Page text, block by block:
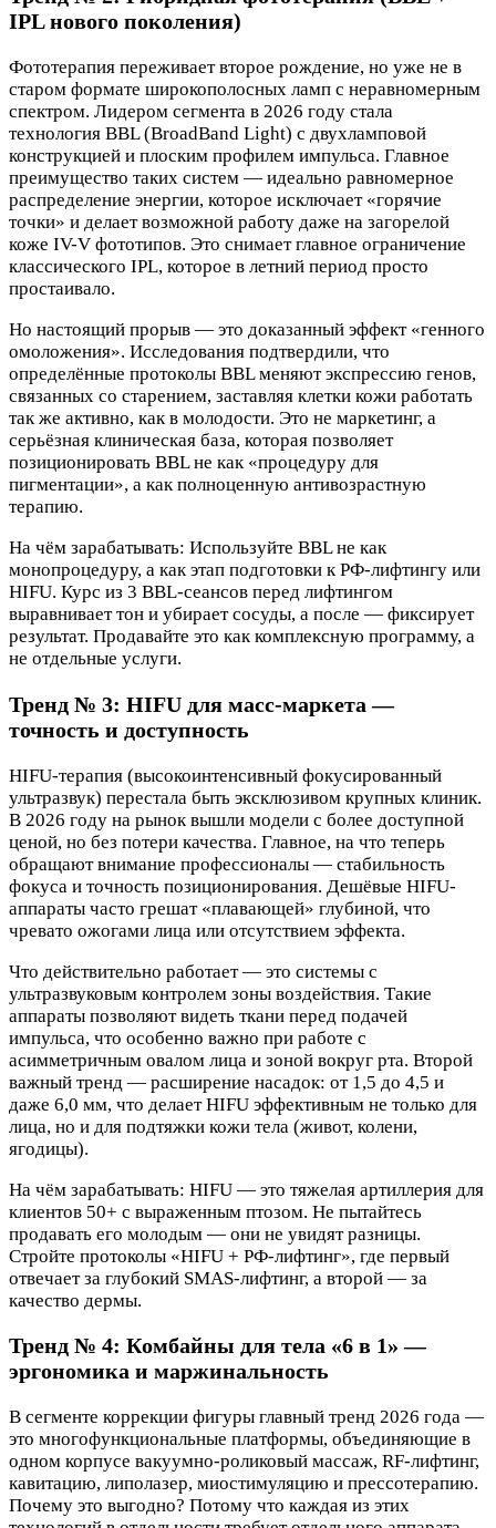
IPL нового поколения)
Фототерапия переживает второе рождение, но уже не в
старом формате широкополосных ламп с неравномерным
спектром. Лидером сегмента в 2026 году стала
технология BBL (BroadBand Light) с двухламповой
конструкцией и плоским профилем импульса. Главное
преимущество таких систем — идеально равномерное
распределение энергии, которое исключает «горячие
точки» и делает возможной работу даже на загорелой
коже IV-V фототипов. Это снимает главное ограничение
классического IPL, которое в летний период просто
простаивало.
Но настоящий прорыв — это доказанный эффект «генного
омоложения». Исследования подтвердили, что
определённые протоколы BBL меняют экспрессию генов,
связанных со старением, заставляя клетки кожи работать
так же активно, как в молодости. Это не маркетинг, а
серьёзная клиническая база, которая позволяет
позиционировать BBL не как «процедуру для
пигментации», а как полноценную антивозрастную
терапию.
На чём зарабатывать: Используйте BBL не как
монопроцедуру, а как этап подготовки к РФ-лифтингу или
HIFU. Курс из 3 BBL-сеансов перед лифтингом
выравнивает тон и убирает сосуды, а после — фиксирует
результат. Продавайте это как комплексную программу, а
не отдельные услуги.
Тренд № 3: HIFU для масс-маркета —
точность и доступность
HIFU-терапия (высокоинтенсивный фокусированный
ультразвук) перестала быть эксклюзивом крупных клиник.
В 2026 году на рынок вышли модели с более доступной
ценой, но без потери качества. Главное, на что теперь
обращают внимание профессионалы — стабильность
фокуса и точность позиционирования. Дешёвые HIFU-
аппараты часто грешат «плавающей» глубиной, что
чревато ожогами лица или отсутствием эффекта.
Что действительно работает — это системы с
ультразвуковым контролем зоны воздействия. Такие
аппараты позволяют видеть ткани перед подачей
импульса, что особенно важно при работе с
асимметричным овалом лица и зоной вокруг рта. Второй
важный тренд — расширение насадок: от 1,5 до 4,5 и
даже 6,0 мм, что делает HIFU эффективным не только для
лица, но и для подтяжки кожи тела (живот, колени,
ягодицы).
На чём зарабатывать: HIFU — это тяжелая артиллерия для
клиентов 50+ с выраженным птозом. Не пытайтесь
продавать его молодым — они не увидят разницы.
Стройте протоколы «HIFU + РФ-лифтинг», где первый
отвечает за глубокий SMAS-лифтинг, а второй — за
качество дермы.
Тренд № 4: Комбайны для тела «6 в 1» —
эргономика и маржинальность
В сегменте коррекции фигуры главный тренд 2026 года —
это многофункциональные платформы, объединяющие в
одном корпусе вакуумно-роликовый массаж, RF-лифтинг,
кавитацию, липолазер, миостимуляцию и прессотерапию.
Почему это выгодно? Потому что каждая из этих